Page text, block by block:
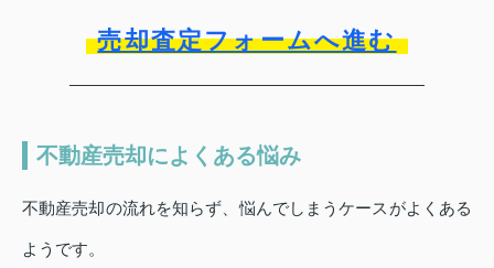
売却査定フォームへ進む
不動産売却によくある悩み
不動産売却の流れを知らず、悩んでしまうケースがよくある
ようです。